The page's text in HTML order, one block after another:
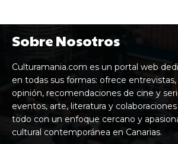
Sobre Nosotros
Culturamania.com es un portal web
en todas sus formas: ofrece
opinión, recomendaciones de cine y
eventos, arte, literatura y
todo con un enfoque cercano y
cultural contemporánea en Canarias.